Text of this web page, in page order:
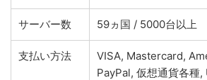
サーバー数 59ヵ国 / 5000台以上
支払い方法
VISA, Mastercard,
PayPal, 仮想通貨各種